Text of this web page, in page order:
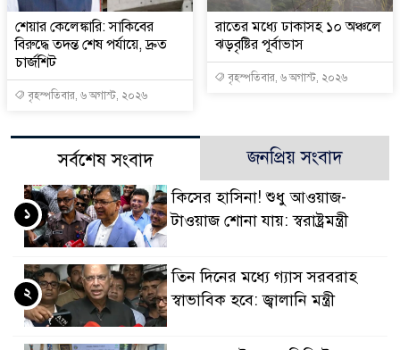
শেয়ার কেলেঙ্কারি: সাকিবের
বিরুদ্ধে তদন্ত শেষ পর্যায়ে, দ্রুত
চার্জশিট
বৃহস্পতিবার, ৬ অগাস্ট, ২০২৬
রাতের মধ্যে ঢাকাসহ ১০ অঞ্চলে
ঝড়বৃষ্টির পূর্বাভাস
বৃহস্পতিবার, ৬ অগাস্ট, ২০২৬
সর্বশেষ সংবাদ জনপ্রিয় সংবাদ
কিসের হাসিনা! শুধু আওয়াজ-
টাওয়াজ শোনা যায়: স্বরাষ্ট্রমন্ত্রী
১
তিন দিনের মধ্যে গ্যাস সরবরাহ
স্বাভাবিক হবে: জ্বালানি মন্ত্রী
২